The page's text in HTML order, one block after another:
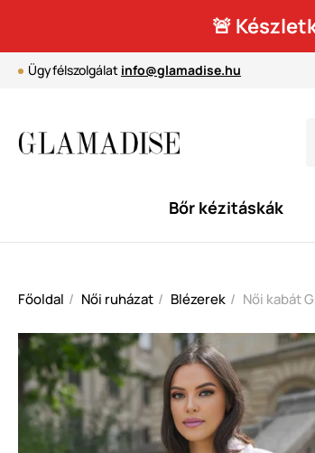
🚨
Ügyfélszolgálat info@glamadise.hu
Bőr kézitáskák
Főoldal Női ruházat Blézerek Női kabát